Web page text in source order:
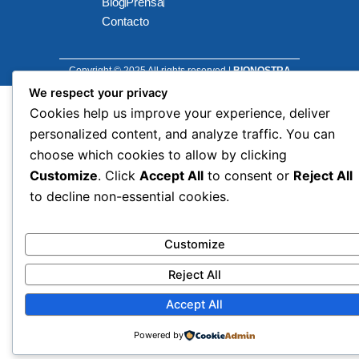
Contacto
Copyright © 2025 All rights reserved |BIONOSTRA
We respect your privacy
Cookies help us improve your experience, deliver
personalized content, and analyze traffic. You can
choose which cookies to allow by clicking
Customize. Click Accept All to consent or Reject All
to decline non-essential cookies.
Customize
Reject All
Accept All
Powered by